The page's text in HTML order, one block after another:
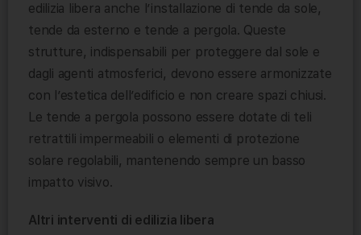
edilizia libera anche l’installazione di tende da sole,
tende da esterno e tende a pergola. Queste
strutture, indispensabili per proteggere dal sole e
dagli agenti atmosferici, devono essere armonizzate
con l’estetica dell’edificio e non creare spazi chiusi.
Le tende a pergola possono essere dotate di teli
retrattili impermeabili o elementi di protezione
solare regolabili, mantenendo sempre un basso
impatto visivo.
Altri interventi di edilizia libera